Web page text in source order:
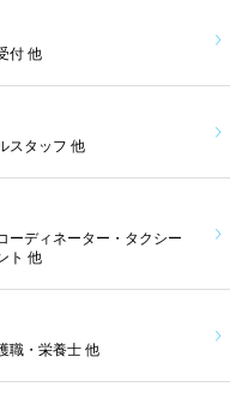
付 他
スタッフ 他
ーディネーター・タクシー
ト 他
職・栄養士 他